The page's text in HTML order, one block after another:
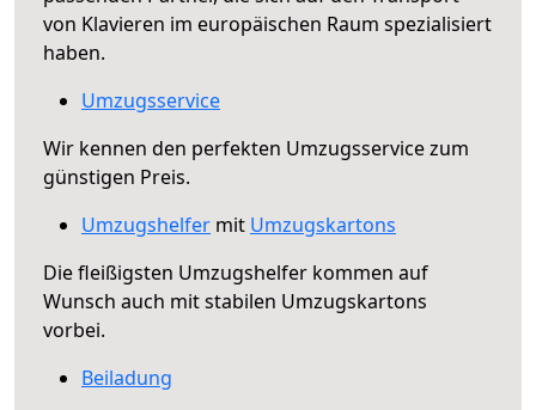
von Klavieren im europäischen Raum spezialisiert
haben.
Umzugsservice
Wir kennen den perfekten Umzugsservice zum
günstigen Preis.
Umzugshelfer mit Umzugskartons
Die fleißigsten Umzugshelfer kommen auf
Wunsch auch mit stabilen Umzugskartons
vorbei.
Beiladung